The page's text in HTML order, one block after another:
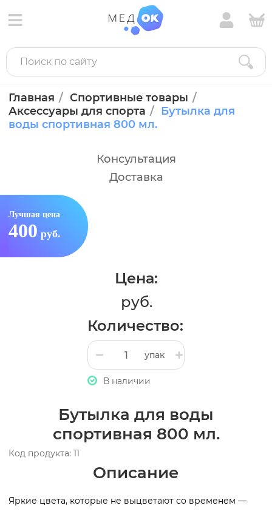
Главная
Спортивные товары
Аксессуары для спорта
Бутылка для
воды спортивная 800 мл.
Бутылка для воды
спортивная 800 мл.
Код продукта: 11
Описание
Яркие цвета, которые не выцветают со временем —
Лучшая цена
400 руб.
Цена:
руб.
Количество:
упак
В наличии
Консультация
Доставка